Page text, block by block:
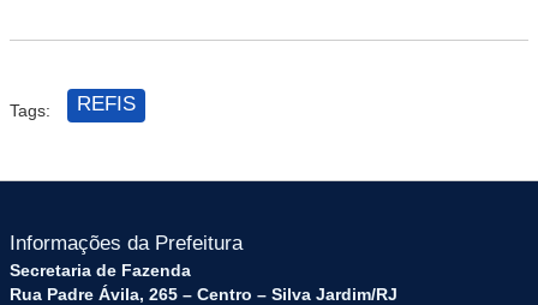
Tags: REFIS
Informações da Prefeitura
Secretaria de Fazenda
Rua Padre Ávila, 265 – Centro – Silva Jardim/RJ